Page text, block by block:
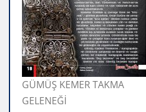
GÜMÜŞ KEMER TAKMA
GELENEĞİ